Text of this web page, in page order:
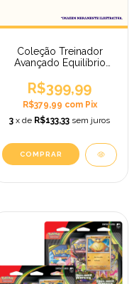
Coleção Treinador
Avançado Equilíbrio
TCG – Produto Original
R$399,99
R$379,99 com Pix
3 x de R$133,33 sem juros